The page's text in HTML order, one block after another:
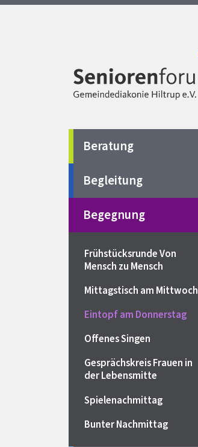
Beratung
Begleitung
Begegnung
Frühstücksrunde Von
Mensch zu Mensch
Mittagstisch am Mittwoch
Eintopf am Donnerstag
Offenes Singen
Gesprächskreis Frauen in
der Lebensmitte
Spielenachmittag
Bunter Nachmittag